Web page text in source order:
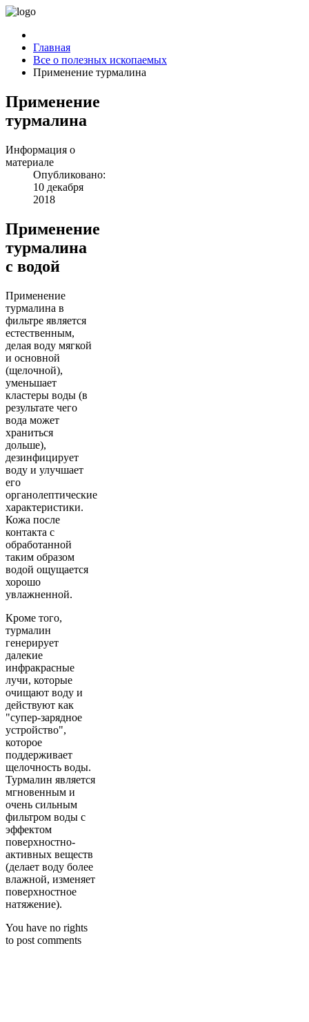
Главная
Все о полезных ископаемых
Применение турмалина
Применение
турмалина
Информация о
материале
Опубликовано:
10 декабря
2018
Применение
турмалина
с водой
Применение
турмалина в
фильтре является
естественным,
делая воду мягкой
и основной
(щелочной),
уменьшает
кластеры воды (в
результате чего
вода может
храниться
дольше),
дезинфицирует
воду и улучшает
его
органолептические
характеристики.
Кожа после
контакта с
обработанной
таким образом
водой ощущается
хорошо
увлажненной.
Кроме того,
турмалин
генерирует
далекие
инфракрасные
лучи, которые
очищают воду и
действуют как
"супер-зарядное
устройство",
которое
поддерживает
щелочность воды.
Турмалин является
мгновенным и
очень сильным
фильтром воды с
эффектом
поверхностно-
активных веществ
(делает воду более
влажной, изменяет
поверхностное
натяжение).
You have no rights
to post comments